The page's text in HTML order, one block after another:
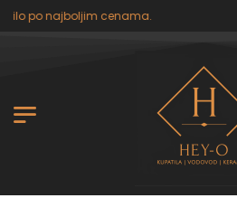
po najboljim cenama.